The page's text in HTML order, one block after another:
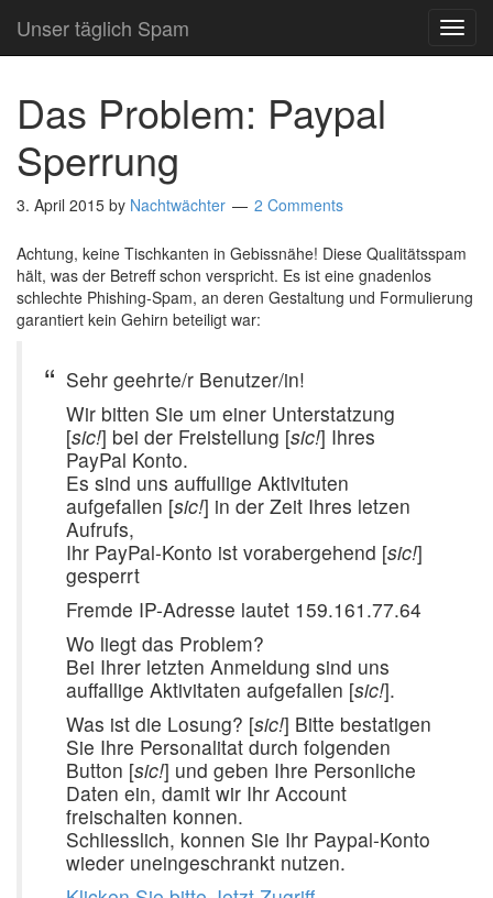
Unser täglich Spam
Das Problem: Paypal
Sperrung
3. April 2015 by Nachtwächter 2 Comments
Achtung, keine Tischkanten in Gebissnähe! Diese Qualitätsspam
hält, was der Betreff schon verspricht. Es ist eine gnadenlos
schlechte Phishing-Spam, an deren Gestaltung und Formulierung
garantiert kein Gehirn beteiligt war:
Sehr geehrte/r Benutzer/in!
Wir bitten Sie um einer Unterstatzung
[sic!] bei der Freistellung [sic!] Ihres
PayPal Konto.
Es sind uns auffullige Aktivituten
aufgefallen [sic!] in der Zeit Ihres letzen
Aufrufs,
Ihr PayPal-Konto ist vorabergehend [sic!]
gesperrt
Fremde IP-Adresse lautet 159.161.77.64
Wo liegt das Problem?
Bei Ihrer letzten Anmeldung sind uns
auffallige Aktivitaten aufgefallen [sic!].
Was ist die Losung? [sic!] Bitte bestatigen
Sie Ihre Personalitat durch folgenden
Button [sic!] und geben Ihre Personliche
Daten ein, damit wir Ihr Account
freischalten konnen.
Schliesslich, konnen Sie Ihr Paypal-Konto
wieder uneingeschrankt nutzen.